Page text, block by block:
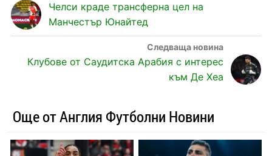
Челси краде трансферна цел на
Манчестър Юнайтед
Клубове от Саудитска Арабия с интерес
към Де Хеа
Още от Англия Футболни Новини